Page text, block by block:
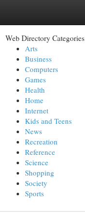
Web Directory Categories
Arts
Business
Computers
Games
Health
Home
Internet
Kids and Teens
News
Recreation
Reference
Science
Shopping
Society
Sports